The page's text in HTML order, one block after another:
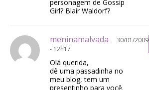
personagem de Gossip
Girl? Blair Waldorf?
meninamalvada
30/01/2009
- 12h17
Olá querida,
dê uma passadinha no
meu blog, tem um
presentinho para você.